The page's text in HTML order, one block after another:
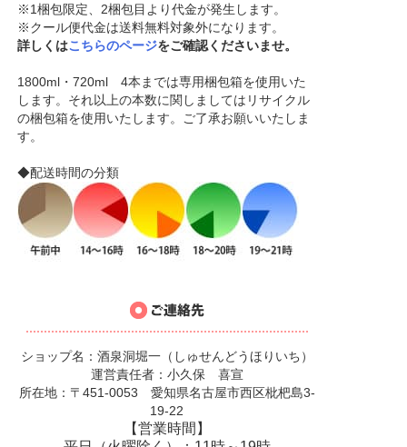
※1梱包限定、2梱包目より代金が発生します。
※クール便代金は送料無料対象外になります。
詳しくはこちらのページをご確認くださいませ。
1800ml・720ml 4本までは専用梱包箱を使用いた
します。それ以上の本数に関しましてはリサイクル
の梱包箱を使用いたします。ご了承お願いいたしま
す。
◆配送時間の分類
ショップ名：酒泉洞堀一（しゅせんどうほりいち）
運営責任者：小久保 喜宣
所在地：〒451-0053 愛知県名古屋市西区枇杷島3-
19-22
【営業時間】